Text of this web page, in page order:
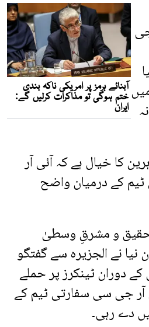
کا خیال ہے کہ آئی آر
کے درمیان واضح
و مشرقِ وسطیٰ
نیا نے الجزیرہ سے گفتگو
دوران ٹینکرز پر حملے
آر جی سی سفارتی ٹیم کے
دے رہی۔